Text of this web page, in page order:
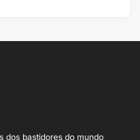
dos bastidores do mundo